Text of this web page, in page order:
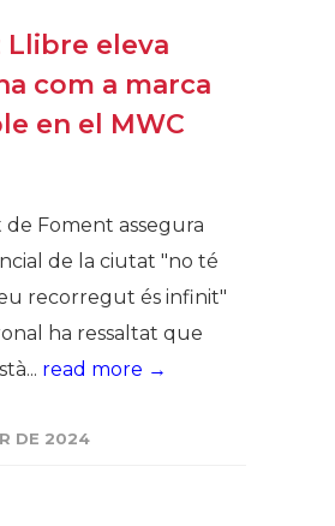
Llibre eleva
com a marca
en el MWC
Foment assegura
de la ciutat "no té
recorregut és infinit"
ha ressaltat que
read more →
DE 2024